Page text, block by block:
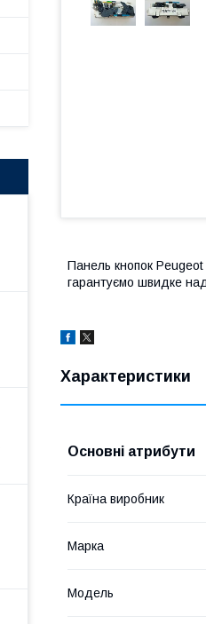
Панель кнопок Peugeot
гарантуємо швидке
Характеристики
Основні атрибути
Країна виробник
Марка
Модель